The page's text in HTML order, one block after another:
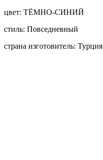
цвет: ТЁМНО-СИНИЙ
стиль: Повседневный
страна изготовитель: Турция